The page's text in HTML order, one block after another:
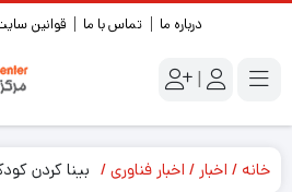
درباره ما تماس با ما قوانین
|
خانه اخبار اخبار فناوری بینا کردن